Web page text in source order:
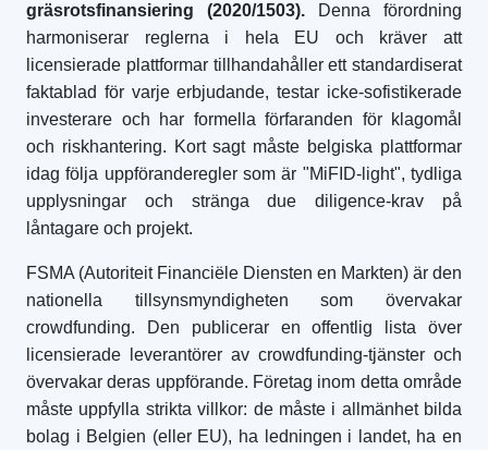
gräsrotsfinansiering (2020/1503). Denna förordning
harmoniserar reglerna i hela EU och kräver att
licensierade plattformar tillhandahåller ett standardiserat
faktablad för varje erbjudande, testar icke-sofistikerade
investerare och har formella förfaranden för klagomål
och riskhantering. Kort sagt måste belgiska plattformar
idag följa uppföranderegler som är "MiFID-light", tydliga
upplysningar och stränga due diligence-krav på
låntagare och projekt.
FSMA (Autoriteit Financiële Diensten en Markten) är den
nationella tillsynsmyndigheten som övervakar
crowdfunding. Den publicerar en offentlig lista över
licensierade leverantörer av crowdfunding-tjänster och
övervakar deras uppförande. Företag inom detta område
måste uppfylla strikta villkor: de måste i allmänhet bilda
bolag i Belgien (eller EU), ha ledningen i landet, ha en